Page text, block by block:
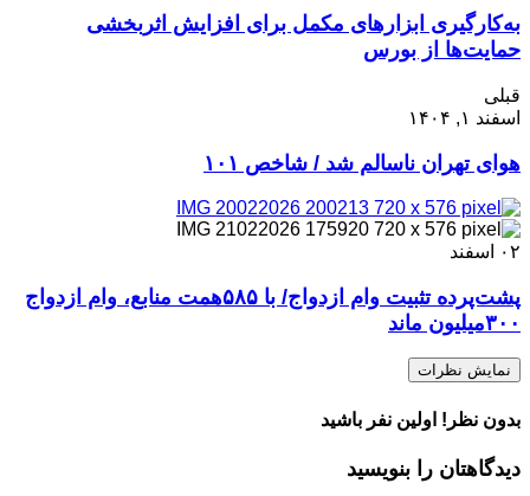
به‌کارگیری ابزارهای مکمل برای افزایش اثربخشی
حمایت‌ها از بورس
قبلی
اسفند ۱, ۱۴۰۴
هوای تهران ناسالم شد / شاخص ۱۰۱
۰۲ اسفند
پشت‌پرده تثبیت وام ازدواج/ با ۵۸۵همت منابع، وام ازدواج
۳۰۰میلیون ماند
نمایش نظرات
بدون نظر! اولین نفر باشید
دیدگاهتان را بنویسید